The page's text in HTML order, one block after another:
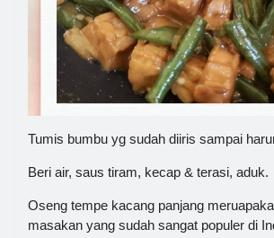
Tumis bumbu yg sudah diiris sampai
Beri air, saus tiram, kecap & terasi, aduk.
Oseng tempe kacang panjang
masakan yang sudah sangat populer di